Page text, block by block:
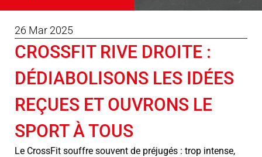
26 Mar 2025
CROSSFIT RIVE DROITE :
DÉDIABOLISONS LES IDÉES
REÇUES ET OUVRONS LE
SPORT À TOUS
Le CrossFit souffre souvent de préjugés : trop intense,